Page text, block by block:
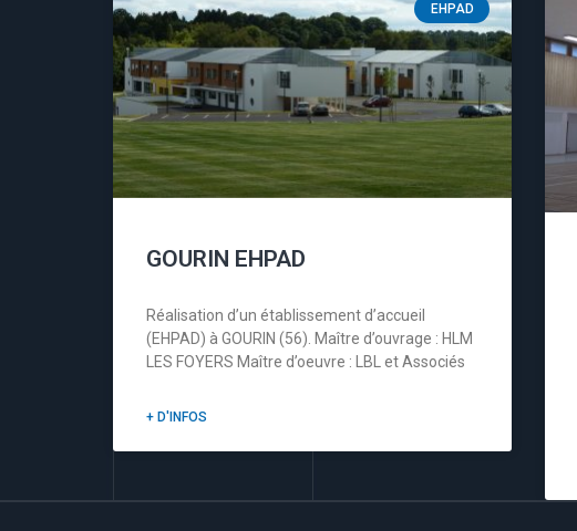
EHPAD
GOURIN EHPAD
Réalisation d’un établissement d’accueil
(EHPAD) à GOURIN (56). Maître d’ouvrage : HLM
LES FOYERS Maître d’oeuvre : LBL et Associés
+ D'INFOS